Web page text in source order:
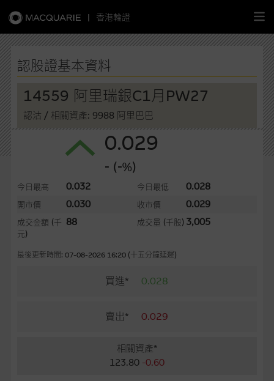
| 香港輪證
主頁
牛熊證
認股證基本資料
14559 阿里瑞銀C1月PW27
認沽 / 相關資產: 9988 阿里巴巴
0.029
- (-%)
今日最高 0.032 今日最低 0.028
開市價 0.030 收市價 0.029
成交金額 (千
元)
88 成交量 (千股) 3,005
最後更新時間: 07-08-2026 16:20 (十五分鐘延遲)
買進* 0.028
賣出* 0.029
相關資產*
123.80 -0.60